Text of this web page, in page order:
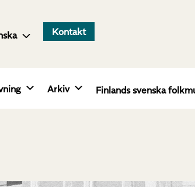
Kontakt
Arkiv Finlands svenska